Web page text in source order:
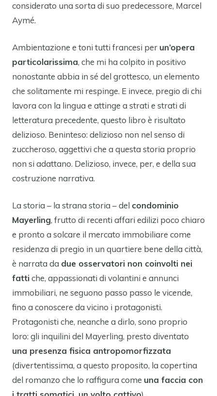
considerato una sorta di suo predecessore, Marcel
Aymé.
Ambientazione e toni tutti francesi per un’opera
particolarissima, che mi ha colpito in positivo
nonostante abbia in sé del grottesco, un elemento
che solitamente mi respinge. E invece, pregio di chi
lavora con la lingua e attinge a strati e strati di
letteratura precedente, questo libro è risultato
delizioso. Beninteso: delizioso non nel senso di
zuccheroso, aggettivi che a questa storia proprio
non si adattano. Delizioso, invece, per, e della sua
costruzione narrativa.
La storia – la strana storia – del condominio
Mayerling, frutto di recenti affari edilizi poco chiaro
e pronto a solcare il mercato immobiliare come
residenza di pregio in un quartiere bene della città,
è narrata da due osservatori non coinvolti nei
fattiche, appassionati di volantini e annunci
immobiliari, ne seguono passo passo le vicende,
fino a conoscere da vicino i protagonisti.
Protagonisti che, neanche a dirlo, sono proprio
loro: gli inquilini del Mayerling, presto diventato
una presenza fisica antropomorfizzata
(divertentissima, a questo proposito, la copertina
del romanzo che lo raffigura come una faccia con